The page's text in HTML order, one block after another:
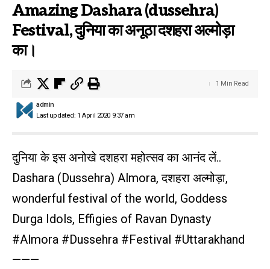
Amazing Dashara (dussehra)
Festival, दुनिया का अनूठा दशहरा अल्मोड़ा
का।
Last updated: 1 April 2020 9:37 am
admin
1 Min Read
दुनिया के इस अनोखे दशहरा महोत्सव का आनंद लें..
Dashara (Dussehra) Almora, दशहरा अल्मोड़ा,
wonderful festival of the world, Goddess
Durga Idols, Effigies of Ravan Dynasty
#Almora #Dussehra #Festival #Uttarakhand
———